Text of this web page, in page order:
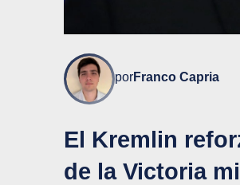
porFranco Capria
El Kremlin
de la Victoria